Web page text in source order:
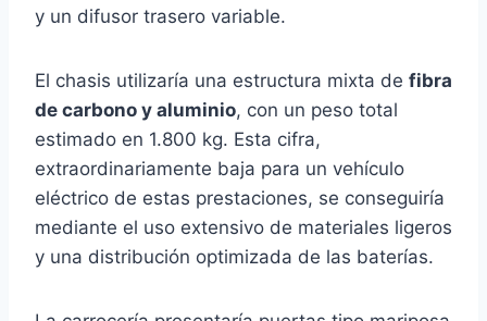
y un difusor trasero variable.
El chasis utilizaría una estructura mixta de fibra
de carbono y aluminio, con un peso total
estimado en 1.800 kg. Esta cifra,
extraordinariamente baja para un vehículo
eléctrico de estas prestaciones, se conseguiría
mediante el uso extensivo de materiales ligeros
y una distribución optimizada de las baterías.